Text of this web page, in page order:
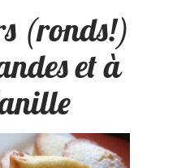
(ronds!)
et à